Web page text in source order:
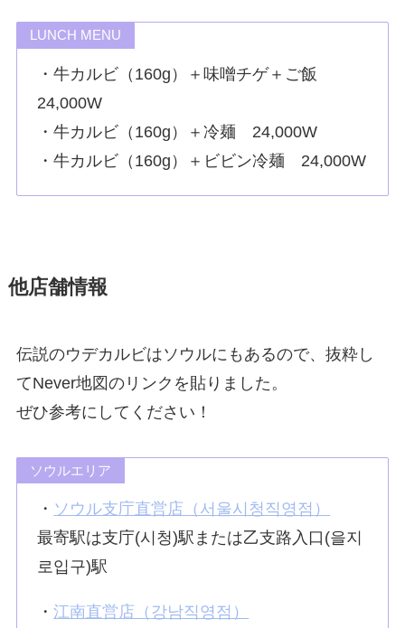
LUNCH MENU
・牛カルビ（160g）＋味噌チゲ＋ご飯
24,000W
・牛カルビ（160g）＋冷麺 24,000W
・牛カルビ（160g）＋ビビン冷麺 24,000W
他店舗情報
伝説のウデカルビはソウルにもあるので、抜粋し
てNever地図のリンクを貼りました。
ぜひ参考にしてください！
ソウルエリア
・ ソウル支庁直営店（서울시청직영점）
最寄駅は支庁(시청)駅または乙支路入口(을지
로입구)駅
・江南直営店（강남직영점）